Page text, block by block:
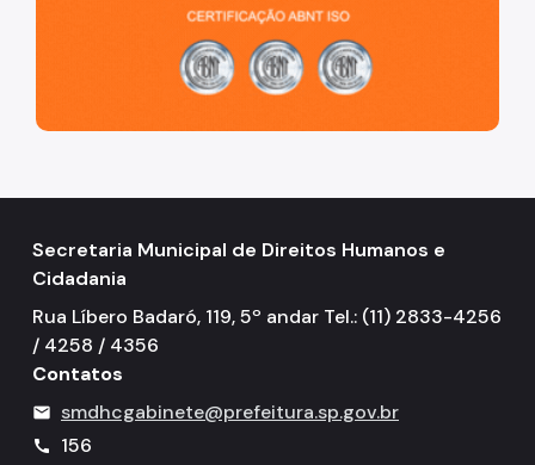
Secretaria Municipal de Direitos Humanos e
Cidadania
Rua Líbero Badaró, 119, 5º andar Tel.: (11) 2833-4256
/ 4258 / 4356
Contatos
mail smdhcgabinete@prefeitura.sp.gov.br
call
156